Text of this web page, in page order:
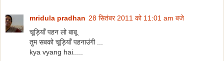
mridula pradhan 28 सितंबर 2011 को 11:01 am बजे
चूड़ियाँ पहन लो बाबू
तुम सबको चूड़ियाँ पहनाउंगी ...
kya vyang hai.....